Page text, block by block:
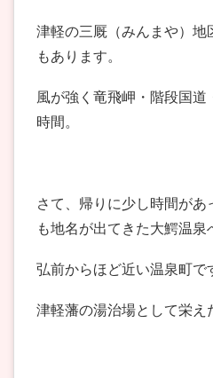
津軽の三厩（みんまや）地
もあります。
風が強く竜飛岬・階段国
時間。
さて、帰りに少し時間があ
も地名が出てきた大鰐温泉
弘前からほど近い温泉町で
津軽藩の湯治場として栄え